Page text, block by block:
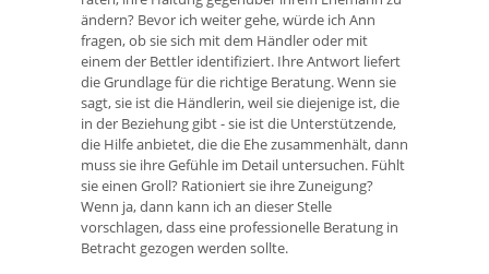
ändern? Bevor ich weiter gehe, würde ich Ann
fragen, ob sie sich mit dem Händler oder mit
einem der Bettler identifiziert. Ihre Antwort liefert
die Grundlage für die richtige Beratung. Wenn sie
sagt, sie ist die Händlerin, weil sie diejenige ist, die
in der Beziehung gibt - sie ist die Unterstützende,
die Hilfe anbietet, die die Ehe zusammenhält, dann
muss sie ihre Gefühle im Detail untersuchen. Fühlt
sie einen Groll? Rationiert sie ihre Zuneigung?
Wenn ja, dann kann ich an dieser Stelle
vorschlagen, dass eine professionelle Beratung in
Betracht gezogen werden sollte.